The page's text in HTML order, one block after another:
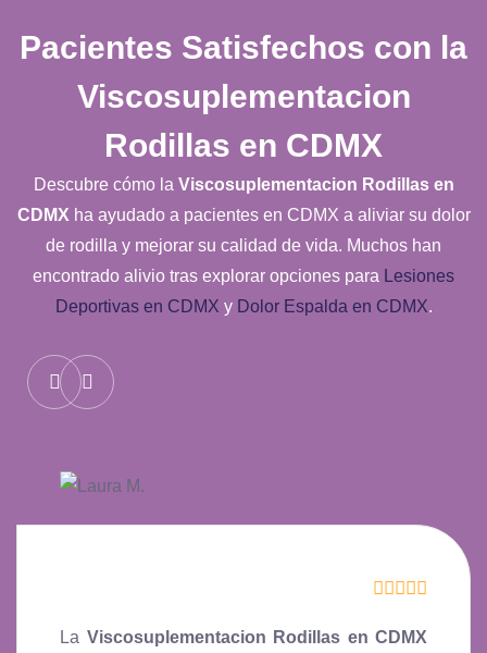
Pacientes Satisfechos con la
Viscosuplementacion
Rodillas en CDMX
Descubre cómo la Viscosuplementacion Rodillas en
CDMX ha ayudado a pacientes en CDMX a aliviar su dolor
de rodilla y mejorar su calidad de vida. Muchos han
encontrado alivio tras explorar opciones para Lesiones
Deportivas en CDMX y Dolor Espalda en CDMX.
La Viscosuplementacion Rodillas en CDMX